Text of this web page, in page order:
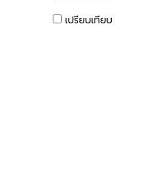
เปรียบเทียบ